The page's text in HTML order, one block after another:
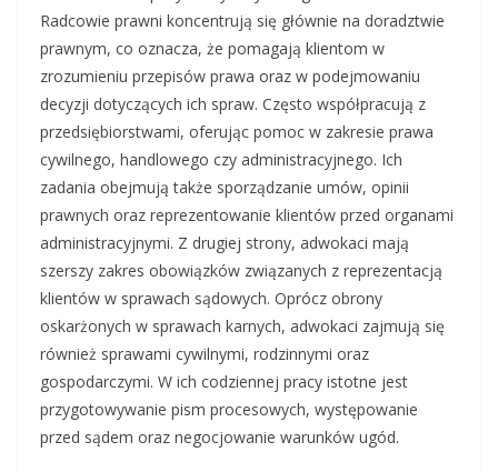
Radcowie prawni koncentrują się głównie na doradztwie
prawnym, co oznacza, że pomagają klientom w
zrozumieniu przepisów prawa oraz w podejmowaniu
decyzji dotyczących ich spraw. Często współpracują z
przedsiębiorstwami, oferując pomoc w zakresie prawa
cywilnego, handlowego czy administracyjnego. Ich
zadania obejmują także sporządzanie umów, opinii
prawnych oraz reprezentowanie klientów przed organami
administracyjnymi. Z drugiej strony, adwokaci mają
szerszy zakres obowiązków związanych z reprezentacją
klientów w sprawach sądowych. Oprócz obrony
oskarżonych w sprawach karnych, adwokaci zajmują się
również sprawami cywilnymi, rodzinnymi oraz
gospodarczymi. W ich codziennej pracy istotne jest
przygotowywanie pism procesowych, występowanie
przed sądem oraz negocjowanie warunków ugód.